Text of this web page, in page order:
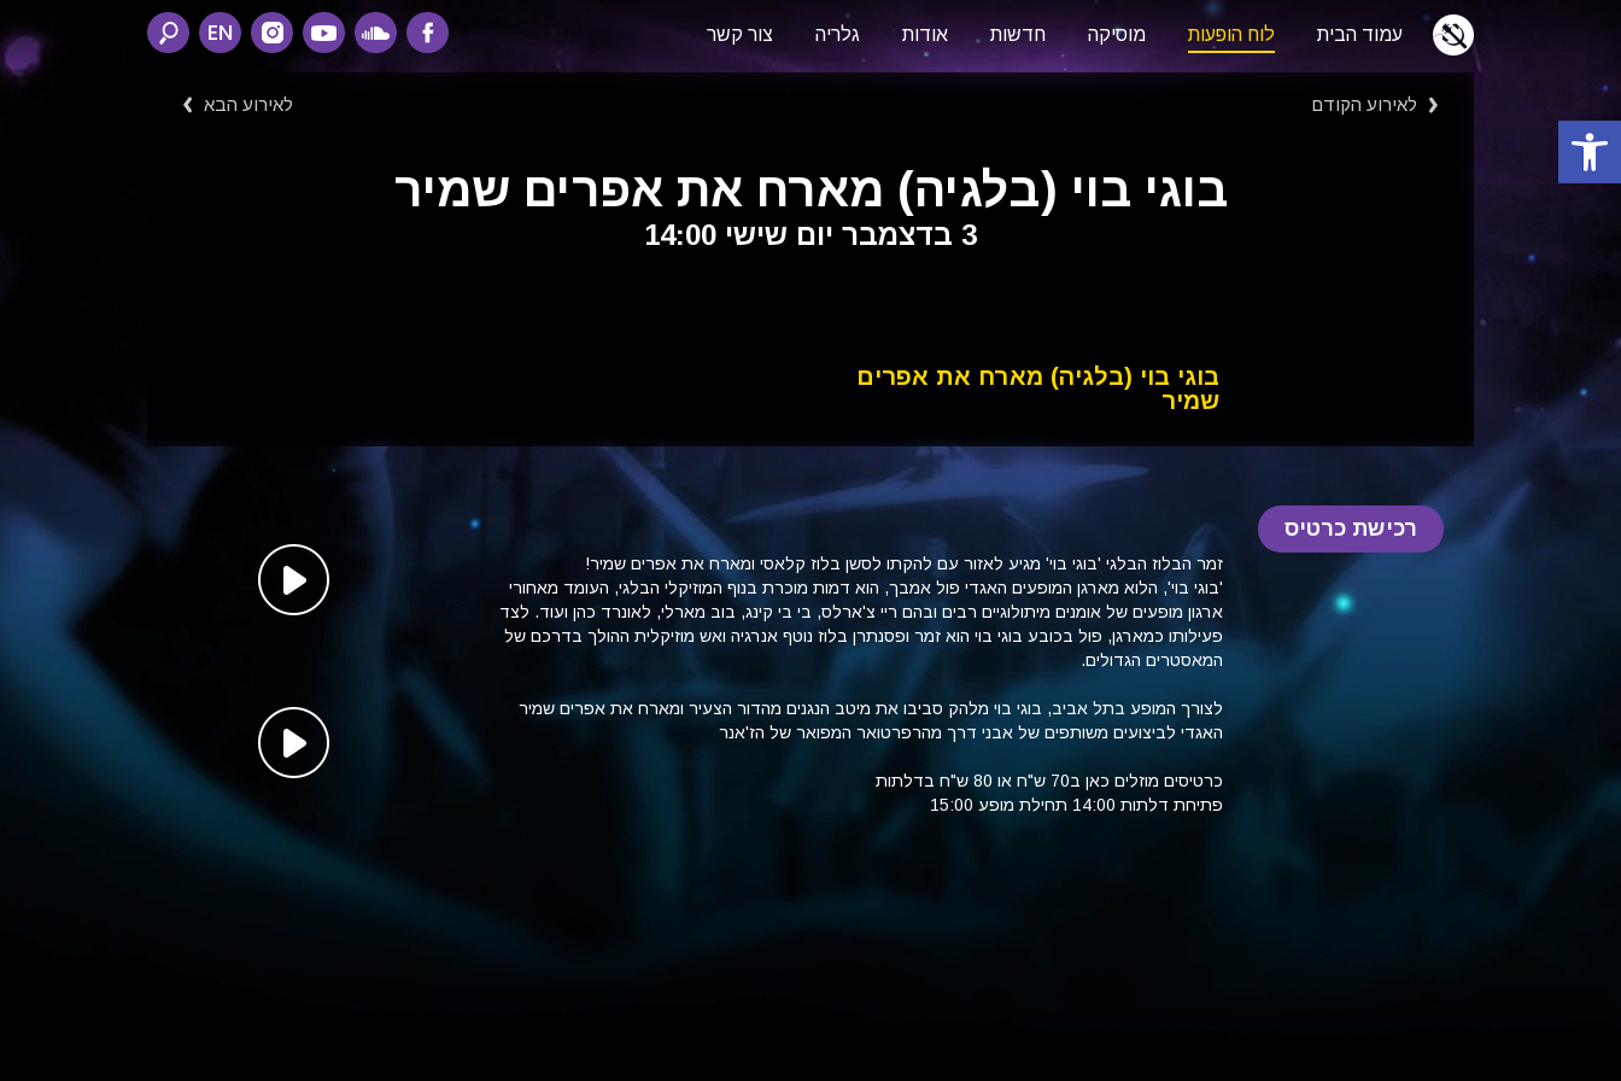
פתח סרגל נגישות
EN עמוד הבית לוח הופעות מוסיקה חדשות אודות גלריה צור קשר
לאירוע הקודם לאירוע הבא
בוגי בוי (בלגיה) מארח את אפרים שמיר
3 בדצמבר יום שישי 14:00
בוגי בוי (בלגיה) מארח את אפרים
שמיר
רכישת כרטיס
זמר הבלוז הבלגי 'בוגי בוי' מגיע לאזור עם להקתו לסשן בלוז קלאסי ומארח את אפרים שמיר!
'בוגי בוי', הלוא מארגן המופעים האגדי פול אמבך, הוא דמות מוכרת בנוף המוזיקלי הבלגי, העומד מאחורי
ארגון מופעים של אומנים מיתולוגיים רבים ובהם ריי צ'ארלס, בי בי קינג, בוב מארלי, לאונרד כהן ועוד. לצד
פעילותו כמארגן, פול בכובע בוגי בוי הוא זמר ופסנתרן בלוז נוטף אנרגיה ואש מוזיקלית ההולך בדרכם של
המאסטרים הגדולים.
לצורך המופע בתל אביב, בוגי בוי מלהק סביבו את מיטב הנגנים מהדור הצעיר ומארח את אפרים שמיר
האגדי לביצועים משותפים של אבני דרך מהרפרטואר המפואר של הז'אנר
כרטיסים מוזלים כאן ב70 ש"ח או 80 ש"ח בדלתות
פתיחת דלתות 14:00 תחילת מופע 15:00